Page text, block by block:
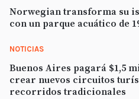
Norwegian transforma su
con un parque acuático de
NOTICIAS
Buenos Aires pagará $1,5
crear nuevos circuitos
recorridos tradicionales